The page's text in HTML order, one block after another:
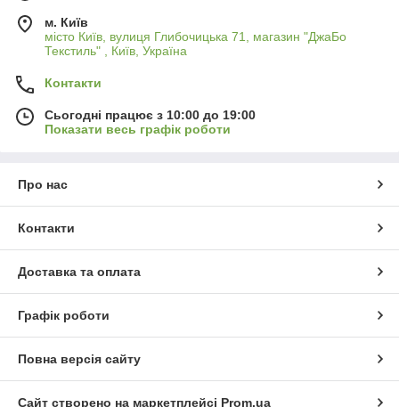
м. Київ
місто Київ, вулиця Глибочицька 71, магазин "ДжаБо
Текстиль" , Київ, Україна
Контакти
Сьогодні працює з 10:00 до 19:00
Показати весь графік роботи
Про нас
Контакти
Доставка та оплата
Графік роботи
Повна версія сайту
Сайт створено на маркетплейсі Prom.ua